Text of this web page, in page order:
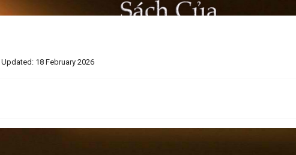
18 February 2026